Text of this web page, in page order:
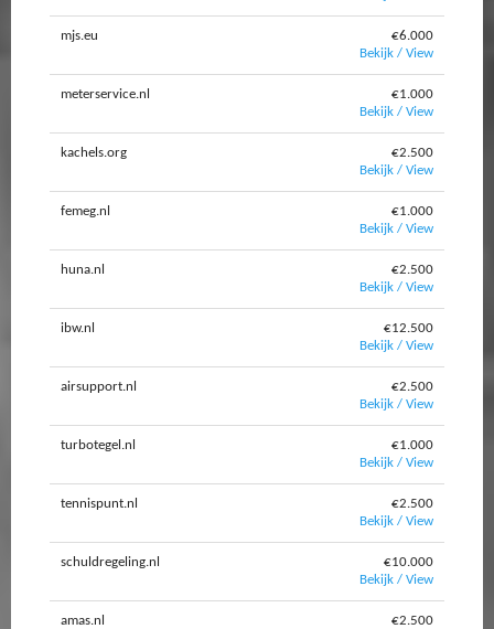
mjs.eu
€6.000
Bekijk / View
meterservice.nl
€1.000
Bekijk / View
kachels.org
€2.500
Bekijk / View
femeg.nl
€1.000
Bekijk / View
huna.nl
€2.500
Bekijk / View
ibw.nl
€12.500
Bekijk / View
airsupport.nl
€2.500
Bekijk / View
turbotegel.nl
€1.000
Bekijk / View
tennispunt.nl
€2.500
Bekijk / View
schuldregeling.nl
€10.000
Bekijk / View
amas.nl
€2.500